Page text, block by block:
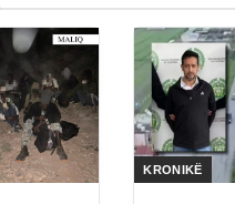
KRONIKË